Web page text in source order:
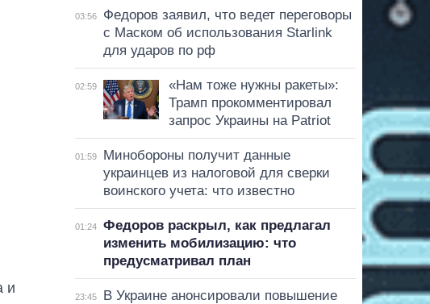
и
03:56
Федоров заявил, что ведет переговоры
с Маском об использования Starlink
для ударов по рф
02:59
«Нам тоже нужны ракеты»:
Трамп прокомментировал
запрос Украины на Patriot
01:59
Минобороны получит данные
украинцев из налоговой для сверки
воинского учета: что известно
01:24
Федоров раскрыл, как предлагал
изменить мобилизацию: что
предусматривал план
23:45
В Украине анонсировали повышение